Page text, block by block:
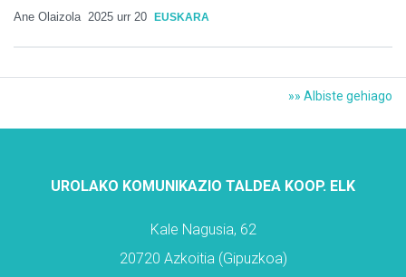
Ane Olaizola 2025 urr 20 EUSKARA
»» Albiste gehiago
UROLAKO KOMUNIKAZIO TALDEA KOOP. ELK
Kale Nagusia, 62
20720 Azkoitia (Gipuzkoa)